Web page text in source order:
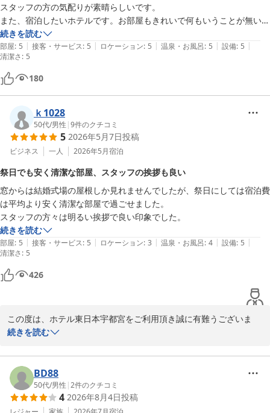
スタッフの方の気配りが素晴らしいです。
また、宿泊したいホテルです。お部屋もきれいで何もいうことが無いホ
テルです。
続きを読む
部屋: 5 | 接客・サービス: 5 | ロケーション: 5 | 温泉・お風呂: 5 | 設備: 5 |
清潔さ: 5
180
ｋ1028
50代/男性 |9件のクチコミ
5 2026年5月7日投稿
ビジネス 一人 2026年5月宿泊
祭日でも安く清潔な部屋、スタッフの挨拶も良い
窓からは結婚式場の屋根しか見れませんでしたが、祭日にしては宿泊費
は平均より安く清潔な部屋で過ごせました。
スタッフの方々は明るい挨拶で良い印象でした。
続きを読む
部屋: 5 | 接客・サービス: 5 | ロケーション: 3 | 温泉・お風呂: 4 | 設備: 5 |
清潔さ: 5
426
この度は、ホテル東日本宇都宮をご利用頂き誠に有難うございま
す。トータル的に評価を頂き有難うございます。館内には各種レス
おります。またのお越しをスタッフ一同心よりお待ちしておりま
す。
総支配人　餅原浩二
続きを読む
BD88
50代/男性 |2件のクチコミ
4 2026年8月4日投稿